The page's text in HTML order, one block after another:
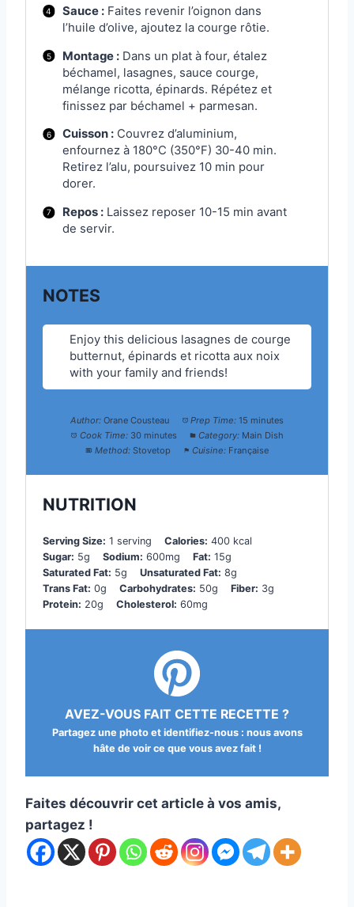
Sauce :Faites revenir l’oignon dans
l’huile d’olive, ajoutez la courge rôtie.
Montage :Dans un plat à four, étalez
béchamel, lasagnes, sauce courge,
mélange ricotta, épinards. Répétez et
finissez par béchamel + parmesan.
Cuisson :Couvrez d’aluminium,
enfournez à 180°C (350°F) 30-40 min.
Retirez l’alu, poursuivez 10 min pour
dorer.
Repos :Laissez reposer 10-15 min avant
de servir.
NOTES
Enjoy this delicious lasagnes de courge
butternut, épinards et ricotta aux noix
with your family and friends!
Author: Orane Cousteau Prep Time: 15 minutes
Cook Time: 30 minutes Category: Main Dish
Method: Stovetop Cuisine: Française
NUTRITION
Serving Size: 1 serving Calories: 400 kcal
Sugar: 5g Sodium: 600mg Fat: 15g
Saturated Fat: 5g Unsaturated Fat: 8g
Trans Fat: 0g Carbohydrates: 50g Fiber: 3g
Protein: 20g Cholesterol: 60mg
AVEZ-VOUS FAIT CETTE RECETTE ?
Partagez une photo et identifiez-nous : nous avons
hâte de voir ce que vous avez fait !
Faites découvrir cet article à vos amis,
partagez !